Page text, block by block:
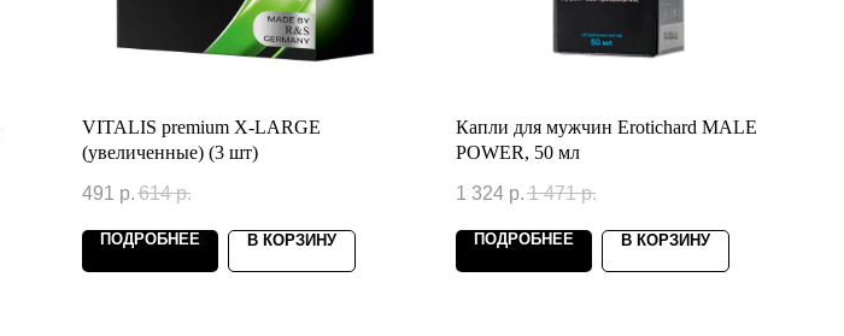
VITALIS premium X-LARGE
(увеличенные) (3 шт)
491 р. 614 р.
ПОДРОБНЕЕ В КОРЗИНУ
Капли для мужчин Erotichard MALE
POWER, 50 мл
1 324 р. 1 471 р.
ПОДРОБНЕЕ В КОРЗИНУ